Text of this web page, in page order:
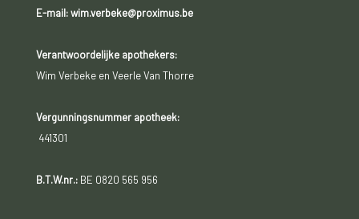
E-mail: wim.verbeke@proximus.be
Verantwoordelijke apothekers:
Wim Verbeke en Veerle Van Thorre
Vergunningsnummer apotheek:
441301
B.T.W.nr.:BE 0820 565 956